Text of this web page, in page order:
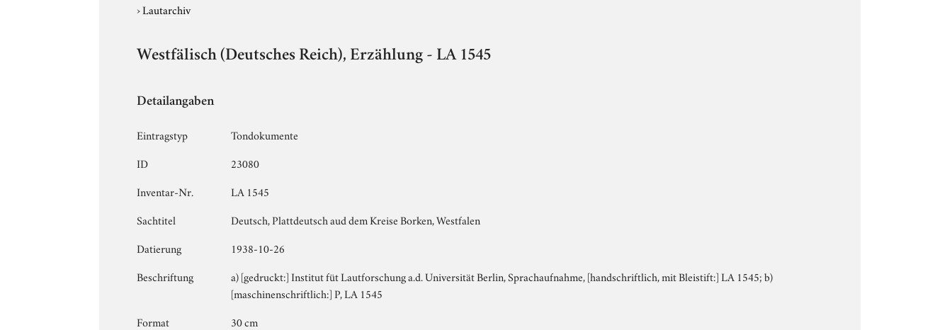
›Lautarchiv
Westfälisch (Deutsches Reich), Erzählung - LA 1545
Detailangaben
Eintragstyp
Tondokumente
ID
23080
Inventar-Nr.
LA 1545
Sachtitel
Deutsch, Plattdeutsch aud dem Kreise Borken, Westfalen
Datierung
1938-10-26
Beschriftung
a) [gedruckt:] Institut füt Lautforschung a.d. Universität Berlin, Sprachaufnahme, [handschriftlich, mit Bleistift:] LA 1545; b)
[maschinenschriftlich:] P, LA 1545
Format
30 cm